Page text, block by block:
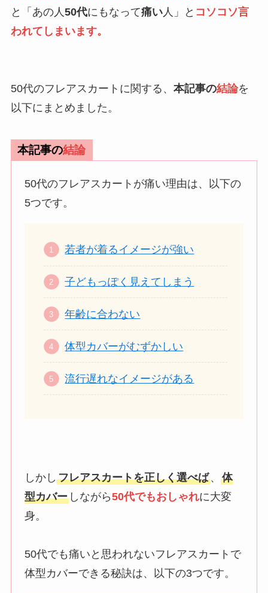
と「あの人50代にもなって痛い人」と コソコソ言
われてしまいます。
50代のフレアスカートに関する、 本記事の結論を
以下にまとめました。
本記事の結論
50代のフレアスカートが痛い理由は、以下の
5つです。
若者が着るイメージが強い
子どもっぽく見えてしまう
年齢に合わない
体型カバーがむずかしい
流行遅れなイメージがある
しかしフレアスカートを正しく選べば、体
型カバー しながら50代でもおしゃれに大変
身。
50代でも痛いと思われないフレアスカートで
体型カバーできる秘訣は、以下の3つです。